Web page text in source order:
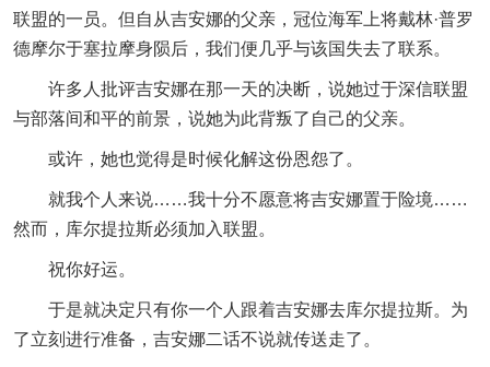
联盟的一员。但自从吉安娜的父亲，冠位海军上将戴林·普罗
德摩尔于塞拉摩身陨后，我们便几乎与该国失去了联系。
许多人批评吉安娜在那一天的决断，说她过于深信联盟
与部落间和平的前景，说她为此背叛了自己的父亲。
或许，她也觉得是时候化解这份恩怨了。
就我个人来说……我十分不愿意将吉安娜置于险境……
然而，库尔提拉斯必须加入联盟。
祝你好运。
于是就决定只有你一个人跟着吉安娜去库尔提拉斯。为
了立刻进行准备，吉安娜二话不说就传送走了。